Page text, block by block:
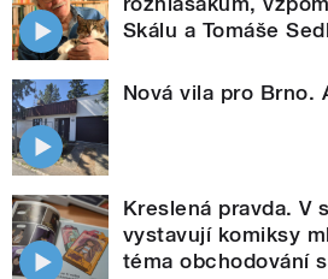
Skálu a Tomáše
Nová vila pro Brno.
Kreslená pravda. V
vystavují komiksy
téma obchodování